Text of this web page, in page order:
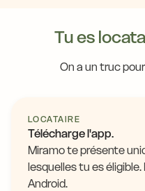
Tu es
On a un truc
LOCATAIRE
Télécharge l'app.
Miramo te présente
lesquelles tu es
Android.